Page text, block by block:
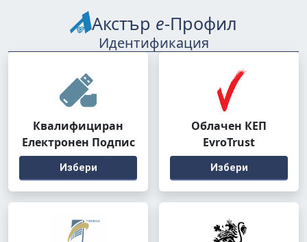
Акстър е-Профил
Идентификация
Квалифициран
Електронен Подпис
Избери
Облачен КЕП
EvroTrust
Избери